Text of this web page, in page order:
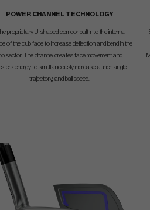
POWER CHANNEL TECHNOLOGY
proprietary U-shaped corridor built into the internal
of the club face to increase deflection and bend in the
sector. The channel creates face movement and
energy to simultaneously increase launch angle,
trajectory, and ball speed.